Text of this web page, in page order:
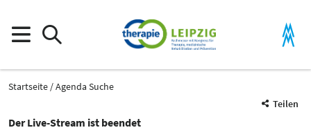
Startseite
Agenda Suche
Teilen
Der Live-Stream ist beendet